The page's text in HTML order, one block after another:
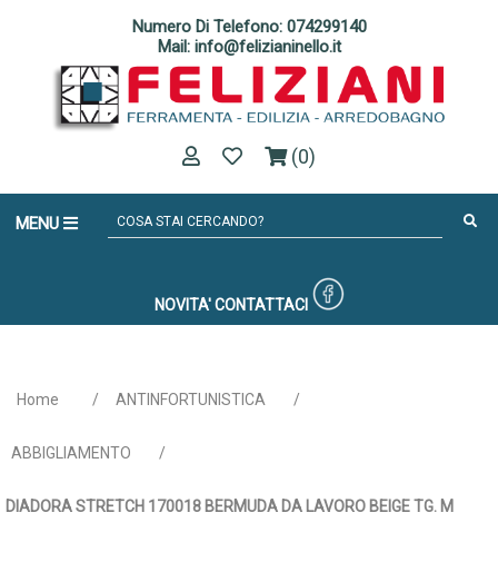
Numero Di Telefono: 074299140
Mail: info@felizianinello.it
(0)
MENU
NOVITA' CONTATTACI
Home / ANTINFORTUNISTICA /
ABBIGLIAMENTO /
DIADORA STRETCH 170018 BERMUDA DA LAVORO BEIGE TG. M